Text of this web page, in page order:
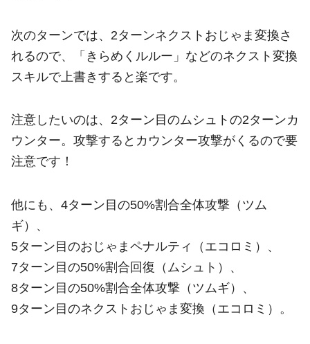
次のターンでは、2ターンネクストおじゃま変換さ
れるので、「きらめくルルー」などのネクスト変換
スキルで上書きすると楽です。
注意したいのは、2ターン目のムシュトの2ターンカ
ウンター。攻撃するとカウンター攻撃がくるので要
注意です！
他にも、4ターン目の50%割合全体攻撃（ツム
ギ）、
5ターン目のおじゃまペナルティ（エコロミ）、
7ターン目の50%割合回復（ムシュト）、
8ターン目の50%割合全体攻撃（ツムギ）、
9ターン目のネクストおじゃま変換（エコロミ）。